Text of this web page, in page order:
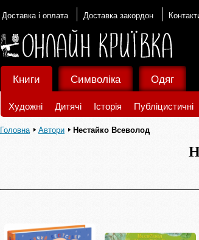
Доставка і оплата Доставка закордон
Книги
Художні Дитячі Історія Публіцистичні
Символіка Одяг
Головна Автори Нестайко Всеволод